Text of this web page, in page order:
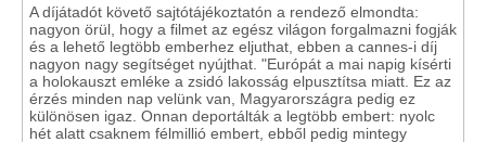
A díjátadót követő sajtótájékoztatón a rendező elmondta:
nagyon örül, hogy a filmet az egész világon forgalmazni fogják
és a lehető legtöbb emberhez eljuthat, ebben a cannes-i díj
nagyon nagy segítséget nyújthat. "Európát a mai napig kísérti
a holokauszt emléke a zsidó lakosság elpusztítsa miatt. Ez az
érzés minden nap velünk van, Magyarországra pedig ez
különösen igaz. Onnan deportálták a legtöbb embert: nyolc
hét alatt csaknem félmillió embert, ebből pedig mintegy